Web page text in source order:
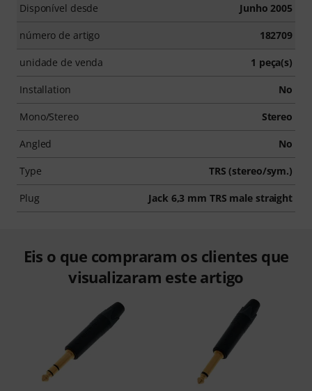
Disponível desde Junho 2005
número de artigo 182709
unidade de venda 1 peça(s)
Installation No
Mono/Stereo Stereo
Angled No
Type TRS (stereo/sym.)
Plug Jack 6,3 mm TRS male straight
Eis o que compraram os clientes que
visualizaram este artigo